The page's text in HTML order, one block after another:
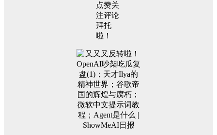
点赞关
注评论
拜托
啦！